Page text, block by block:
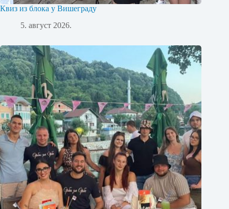
Квиз из блока у Вишеграду
5. август 2026.